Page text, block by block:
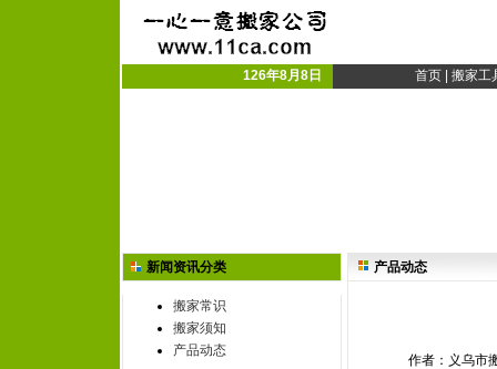
126年8月8日 首页| 搬家工
新闻资讯分类
搬家常识
搬家须知
产品动态
产品动态
作者：义乌市